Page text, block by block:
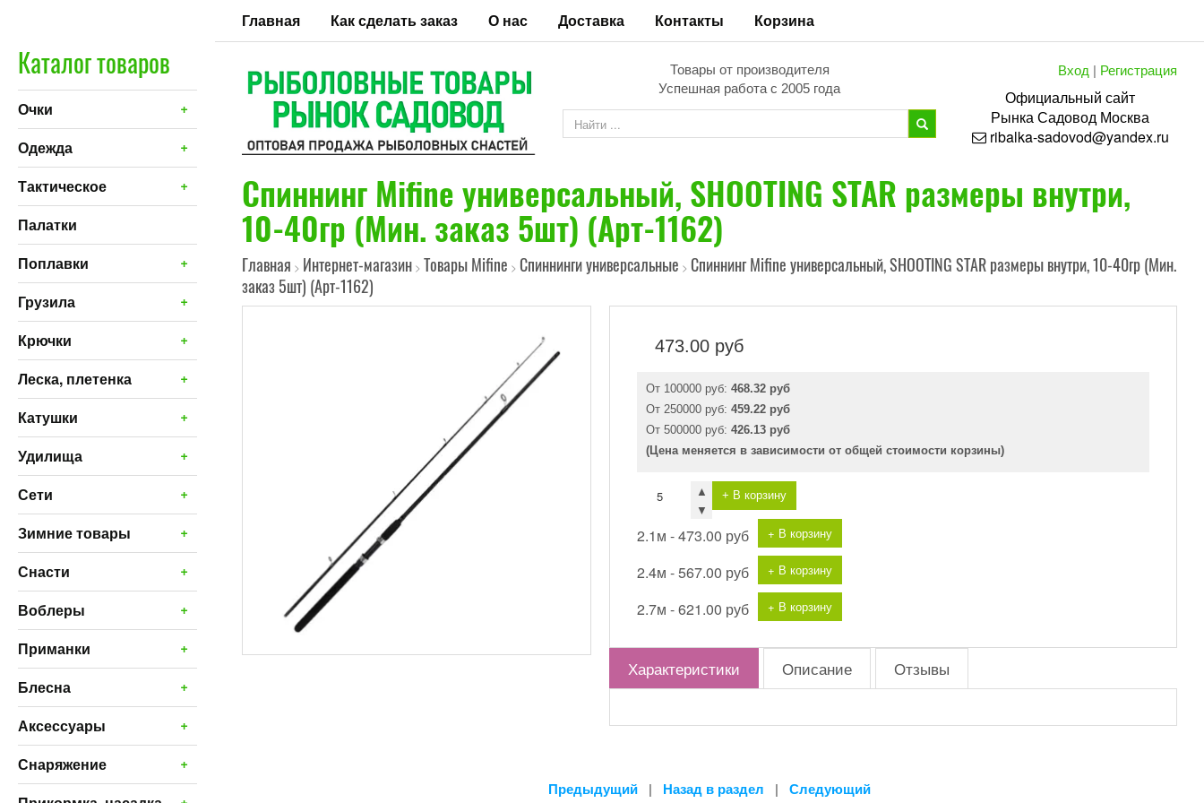
Главная Как сделать заказ О нас Доставка Контакты Корзина
Товары от производителя
Успешная работа с 2005 года
Вход | Регистрация
Официальный сайт
РынкаСадовод Москва
ribalka-sadovod@yandex.ru
Каталог товаров
+
Очки
+
Одежда
+
Тактическое
Палатки
+
Поплавки
+
Грузила
+
Крючки
+
Леска, плетенка
+
Катушки
+
Удилища
+
Сети
+
Зимние товары
+
Снасти
+
Воблеры
+
Приманки
+
Блесна
+
Аксессуары
+
Снаряжение
Спиннинг Mifine универсальный, SHOOTING STAR размеры внутри,
10-40гр (Мин. заказ 5шт) (Арт-1162)
Главная > Интернет-магазин > Товары Mifine > Спиннинги универсальные > Спиннинг Mifine универсальный, SHOOTING STAR размеры внутри, 10-40гр (Мин.
заказ 5шт) (Арт-1162)
473.00 руб
От 100000 руб: 468.32 руб
От 250000 руб: 459.22 руб
От 500000 руб: 426.13 руб
(Цена меняется в зависимости от общей стоимости корзины)
▲
▼
+ В корзину
2.1м -473.00 руб + В корзину
2.4м -567.00 руб + В корзину
2.7м -621.00 руб + В корзину
Характеристики Описание Отзывы
Предыдущий | Назад в раздел | Следующий